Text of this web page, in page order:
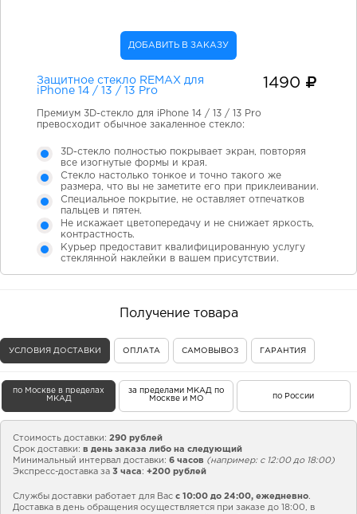
ДОБАВИТЬ В ЗАКАЗУ
Защитное стекло REMAX для
iPhone 14 / 13 / 13 Pro
1490
Премиум 3D-стекло для iPhone 14 / 13 / 13 Pro
превосходит обычное закаленное стекло:
3D-стекло полностью покрывает экран, повторяя
все изогнутые формы и края.
Стекло настолько тонкое и точно такого же
размера, что вы не заметите его при приклеивании.
Специальное покрытие, не оставляет отпечатков
пальцев и пятен.
Не искажает цветопередачу и не снижает яркость,
контрастность.
Курьер предоставит квалифицированную услугу
стеклянной наклейки в вашем присутствии.
Получение товара
УСЛОВИЯ ДОСТАВКИ ОПЛАТА САМОВЫВОЗ ГАРАНТИЯ
по Москве в пределах
МКАД
за пределами МКАД по
Москве и МО
по России
Стоимость доставки: 290 рублей
Срок доставки: в день заказа либо на следующий
Минимальный интервал доставки: 6 часов (например: с 12:00 до 18:00)
Экспресс-доставка за 3 часа : +200 рублей
Службы доставки работает для Вас с 10:00 до 24:00, ежедневно.
Доставка в день обращения осуществляется при заказе до 18:00, в